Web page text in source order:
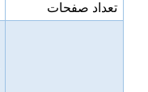
تعداد صفحات